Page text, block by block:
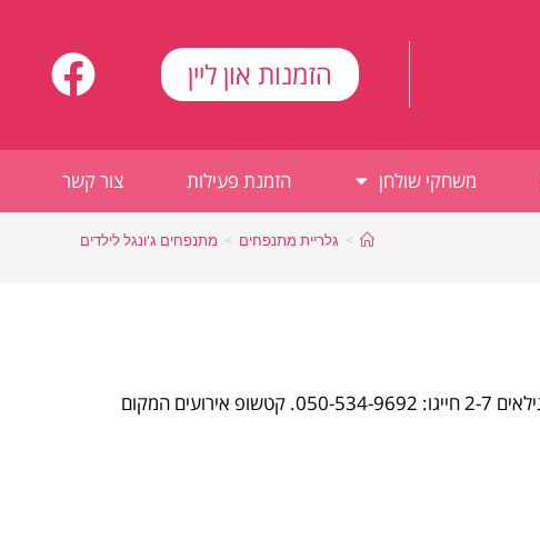
הזמנות און ליין
משחקי שולחן הזמנת פעילות צור קשר
> גלריית מתנפחים > מתנפחים ג'ונגל לילדים
מתנפח ספארי פרק לילדים שאוהבים חיות ואוהבים לקפוץ מתאים לגילאים 2-7 חייגו: 050-534-9692. קטשופ אירועים המקום